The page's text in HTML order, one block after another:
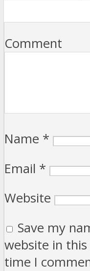
Comment
Name *
Email *
Website
Save my
website in
time I